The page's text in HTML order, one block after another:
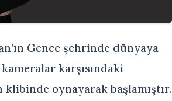
Gence şehrinde dünyaya
karşısındaki
klibinde oynayarak başlamıştır.